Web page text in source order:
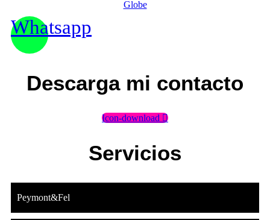
Globe
Whatsapp
Descarga mi contacto
Icon-download
Servicios
Peymont&Fel